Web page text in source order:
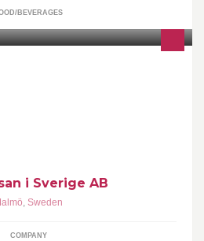
BEVERAGES
i Sverige AB
, Sweden
COMPANY